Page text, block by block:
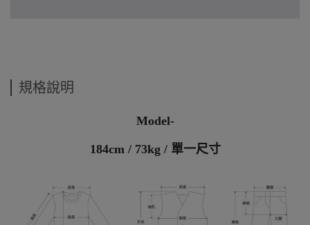
規格說明
Model-
184cm / 73kg / 單一尺寸